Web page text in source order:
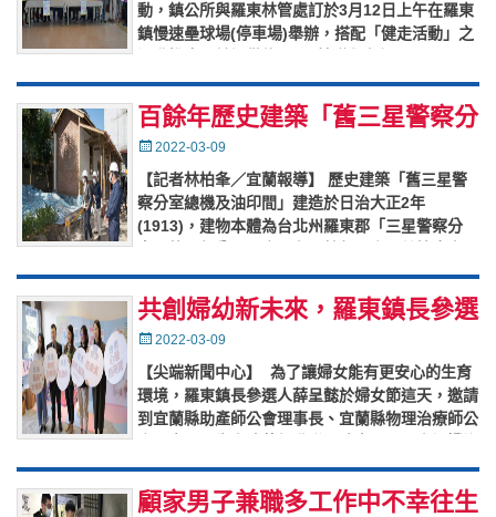
動，鎮公所與羅東林管處訂於3月12日上午在羅東
鎮慢速壘球場(停車場)舉辦，搭配「健走活動」之
張111年發票兌…
百餘年歷史建築「舊三星警察分
室總機及油印間」今年夏天對外
開放
Posted
2022-03-09
【記者林柏夆／宜蘭報導】 歷史建築「舊三星警
察分室總機及油印間」建造於日治大正2年
(1913)，建物本體為台北州羅東郡「三星警察分
間、仿石材之裝飾為縣內少見，…
共創婦幼新未來，羅東鎮長參選
人薛呈懿提「新未來‧羅東好孕
券」建立產後支持系統
Posted
2022-03-09
【尖端新聞中心】 為了讓婦女能有更安心的生育
環境，羅東鎮長參選人薛呈懿於婦女節這天，邀請
到宜蘭縣助產師公會理事長、宜蘭縣物理治療師公
乳顧問(IDCLC)、…
顧家男子兼職多工作中不幸往生